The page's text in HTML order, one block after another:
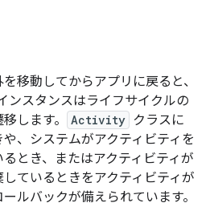
移動してからアプリに戻ると、
ンスタンスはライフサイクルの
します。
Activity クラスに
、システムがアクティビティを
とき、またはアクティビティが
ているときをアクティビティが
ルバックが備えられています。